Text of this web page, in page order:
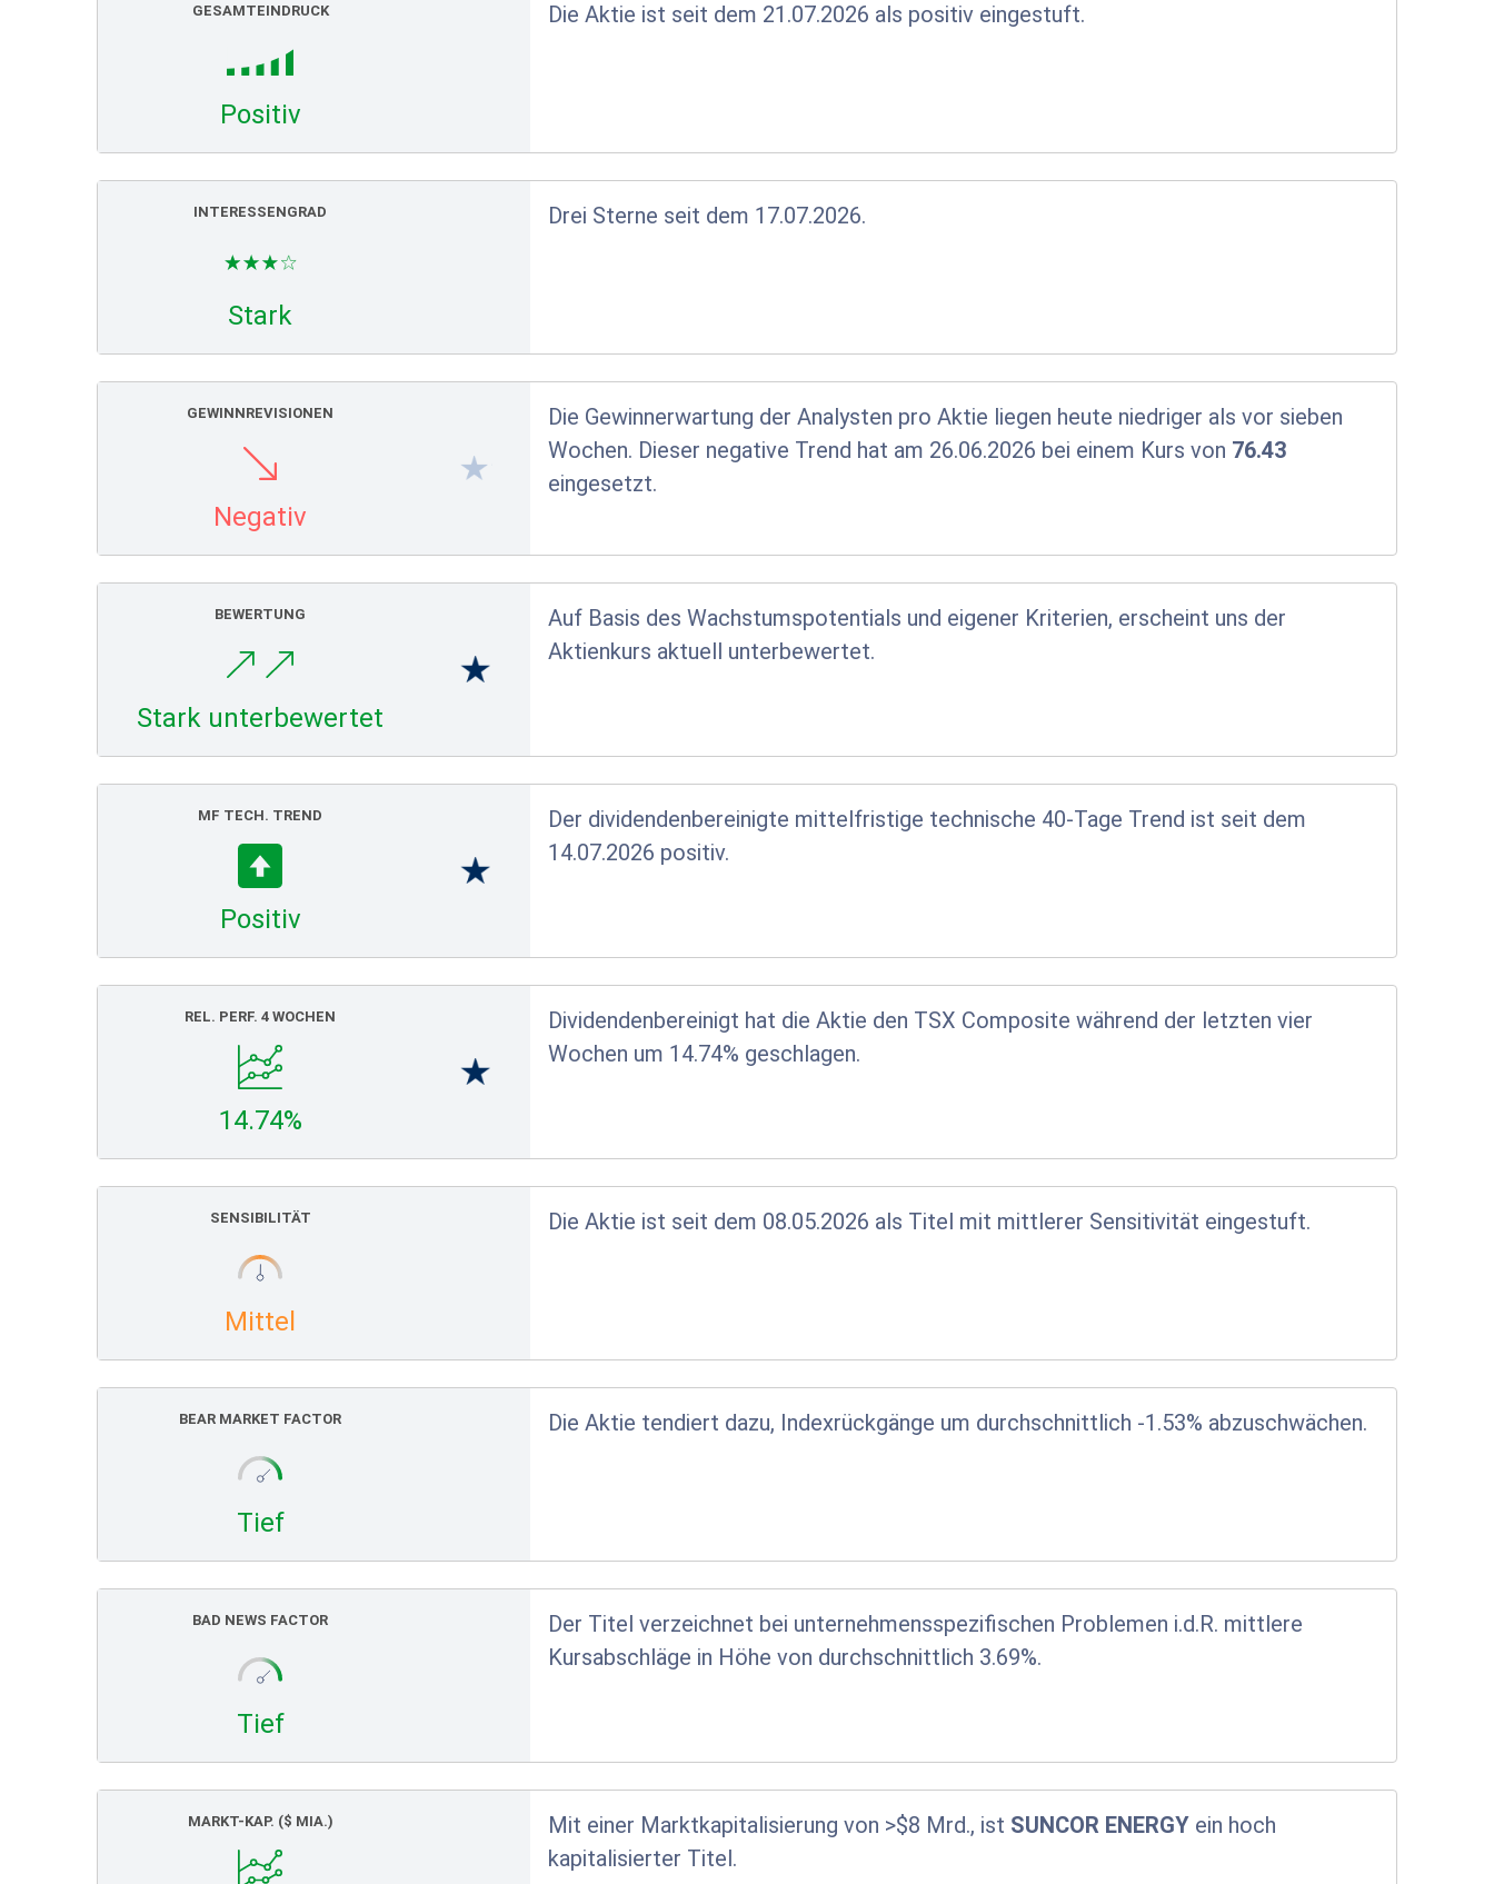
GESAMTEINDRUCK
Positiv
Die Aktie ist seit dem 21.07.2026 als positiv eingestuft.
INTERESSENGRAD
Stark
Drei Sterne seit dem 17.07.2026.
GEWINNREVISIONEN
Negativ
Die Gewinnerwartung der Analysten pro Aktie liegen heute niedriger als vor sieben
Wochen. Dieser negative Trend hat am 26.06.2026 bei einem Kurs von 76.43
eingesetzt.
BEWERTUNG
Stark unterbewertet
Auf Basis des Wachstumspotentials und eigener Kriterien, erscheint uns der
Aktienkurs aktuell unterbewertet.
MF TECH. TREND
Positiv
Der dividendenbereinigte mittelfristige technische 40-Tage Trend ist seit dem
14.07.2026 positiv.
REL. PERF. 4 WOCHEN
14.74%
Dividendenbereinigt hat die Aktie den TSX Composite während der letzten vier
Wochen um 14.74% geschlagen.
SENSIBILITÄT
Mittel
Die Aktie ist seit dem 08.05.2026 als Titel mit mittlerer Sensitivität eingestuft.
BEAR MARKET FACTOR
Tief
Die Aktie tendiert dazu, Indexrückgänge um durchschnittlich -1.53% abzuschwächen.
BAD NEWS FACTOR
Tief
Der Titel verzeichnet bei unternehmensspezifischen Problemen i.d.R. mittlere
Kursabschläge in Höhe von durchschnittlich 3.69%.
MARKT-KAP. ($ MIA.) Mit einer Marktkapitalisierung von >$8 Mrd., ist SUNCOR ENERGY ein hoch
kapitalisierter Titel.